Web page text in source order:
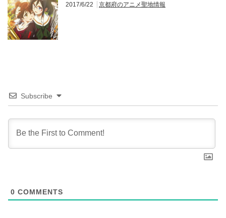
2017/6/22 京都府のアニメ聖地情報
Subscribe
0 COMMENTS